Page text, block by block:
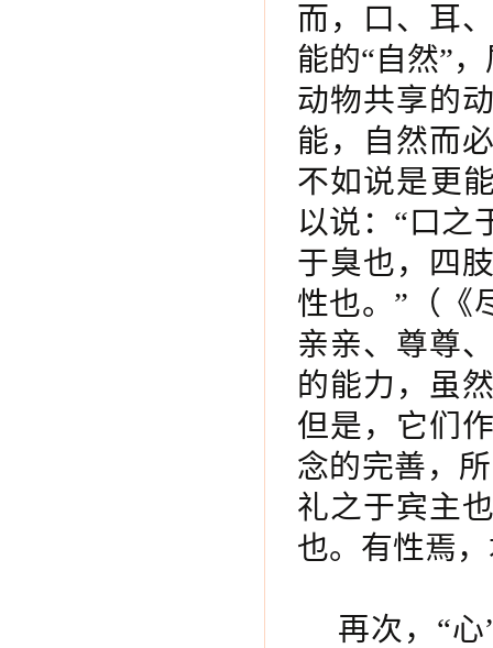
而，口、耳
能的“自然”
动物共享的
能，自然而
不如说是更
以说：“口之
于臭也，四
性也。”（《
亲亲、尊尊
的能力，虽
但是，它们
念的完善，
礼之于宾主
也。有性焉
再次，“